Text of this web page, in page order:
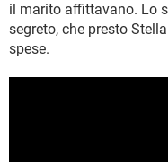
il marito affittavano. Lo
segreto, che presto
spese.